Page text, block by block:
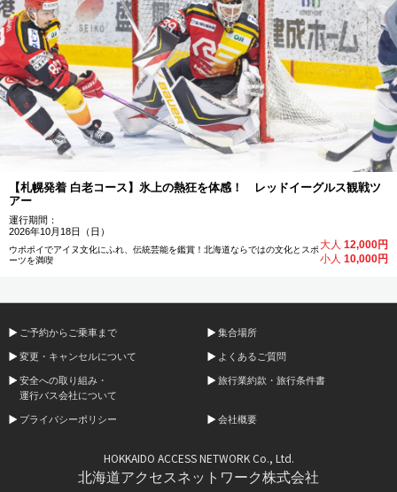
【札幌発着 白老コース】氷上の熱狂を体感！ レッドイーグルス観戦ツ
アー
運行期間：
2026年10月18日（日）
ウポポイでアイヌ文化にふれ、伝統芸能を鑑賞！北海道ならではの文化とスポ
ーツを満喫
大人 12,000円
小人 10,000円
ご予約からご乗車まで 集合場所
変更・キャンセルについて よくあるご質問
安全への取り組み・
運行バス会社について
旅行業約款・旅行条件書
プライバシーポリシー 会社概要
HOKKAIDO ACCESS NETWORK Co., Ltd.
北海道アクセスネットワーク株式会社